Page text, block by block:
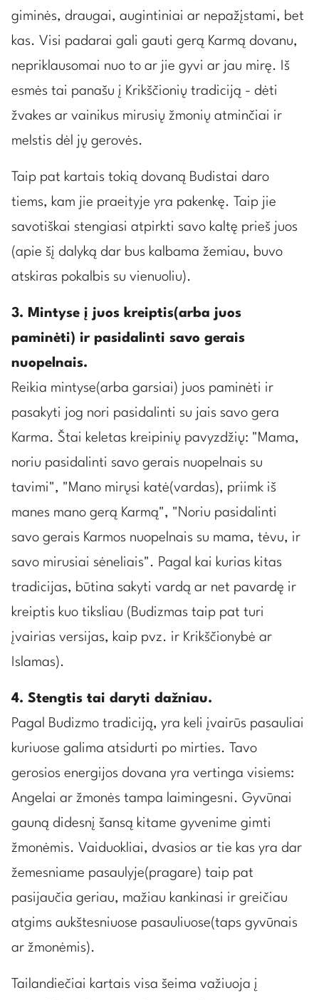
giminės, draugai, augintiniai ar nepažįstami, bet
kas. Visi padarai gali gauti gerą Karmą dovanu,
nepriklausomai nuo to ar jie gyvi ar jau mirę. Iš
esmės tai panašu į Krikščionių tradiciją - dėti
žvakes ar vainikus mirusių žmonių atminčiai ir
melstis dėl jų gerovės.
Taip pat kartais tokią dovaną Budistai daro
tiems, kam jie praeityje yra pakenkę. Taip jie
savotiškai stengiasi atpirkti savo kaltę prieš juos
(apie šį dalyką dar bus kalbama žemiau, buvo
atskiras pokalbis su vienuoliu).
3. Mintyse į juos kreiptis(arba juos
paminėti) ir pasidalinti savo gerais
nuopelnais.
Reikia mintyse(arba garsiai) juos paminėti ir
pasakyti jog nori pasidalinti su jais savo gera
Karma. Štai keletas kreipinių pavyzdžių: "Mama,
noriu pasidalinti savo gerais nuopelnais su
tavimi", "Mano mirųsi katė(vardas), priimk iš
manes mano gerą Karmą", "Noriu pasidalinti
savo gerais Karmos nuopelnais su mama, tėvu, ir
savo mirusiai sėneliais". Pagal kai kurias kitas
tradicijas, būtina sakyti vardą ar net pavardę ir
kreiptis kuo tiksliau (Budizmas taip pat turi
įvairias versijas, kaip pvz. ir Krikščionybė ar
Islamas).
4. Stengtis tai daryti dažniau.
Pagal Budizmo tradiciją, yra keli įvairūs pasauliai
kuriuose galima atsidurti po mirties. Tavo
gerosios energijos dovana yra vertinga visiems:
Angelai ar žmonės tampa laimingesni. Gyvūnai
gauną didesnį šansą kitame gyvenime gimti
žmonėmis. Vaiduokliai, dvasios ar tie kas yra dar
žemesniame pasaulyje(pragare) taip pat
pasijaučia geriau, mažiau kankinasi ir greičiau
atgims aukštesniuose pasauliuose(taps gyvūnais
ar žmonėmis).
Tailandiečiai kartais visa šeima važiuoja į